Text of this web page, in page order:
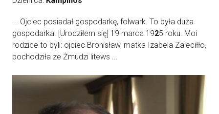
... Ojciec posiadał gospodarkę, folwark. To była duża
gospodarka. [Urodziłem się] 19 marca 1925 roku. Moi
rodzice to byli: ojciec Bronisław, matka Izabela Zaleciłło,
pochodziła ze Żmudzi litews ...